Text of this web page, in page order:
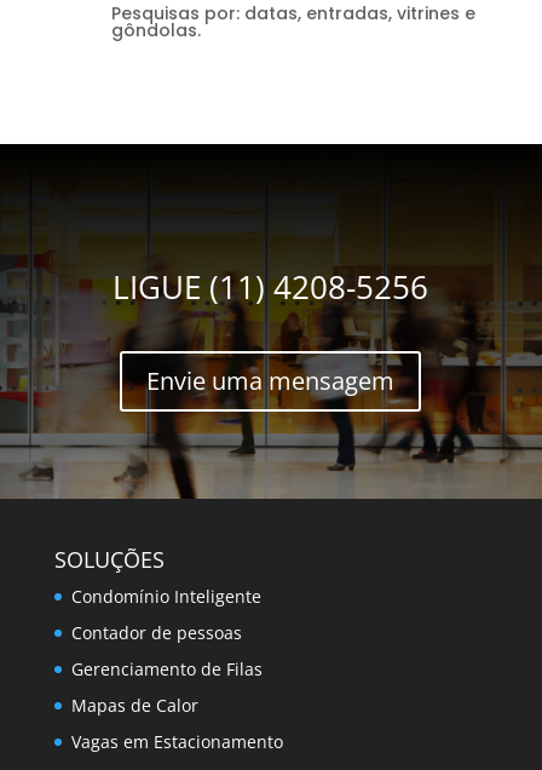
Pesquisas por: datas, entradas, vitrines e
gôndolas.
LIGUE (11) 4208-5256
Envie uma mensagem
SOLUÇÕES
Condomínio Inteligente
Contador de pessoas
Gerenciamento de Filas
Mapas de Calor
Vagas em Estacionamento